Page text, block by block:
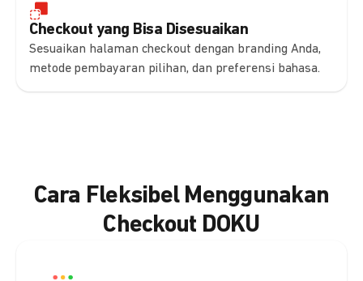
Checkout yang Bisa Disesuaikan
Sesuaikan halaman checkout dengan branding Anda,
metode pembayaran pilihan, dan preferensi bahasa.
Cara Fleksibel Menggunakan
Checkout DOKU